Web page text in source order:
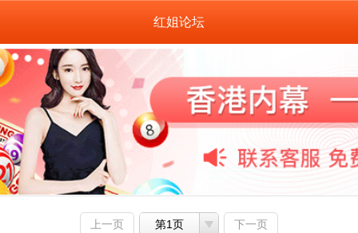
红姐论坛
上一页 第1页 下一页